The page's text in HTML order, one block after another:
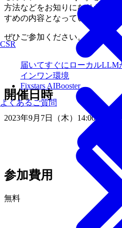
CSR
届いてすぐにローカル
インワン環境
Fixstars AIBooster
よくあるご質問
方法などをお知りになりたい企
すめの内容となっています。
ぜひご参加ください。
開催日時
2023年9月7日（木）14:00 〜
参加費用
無料